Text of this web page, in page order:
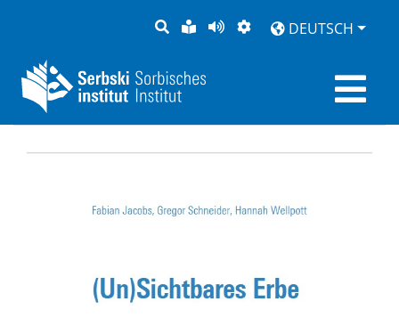
SUCHELEICHTE
SPRACHE
SEITEDARSTELLUNG
DEUTSCH